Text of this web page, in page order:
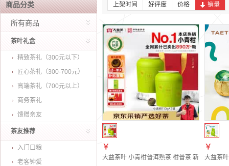
商品分类
所有商品
茶叶礼盒
精致茶礼（300元以下）
匠心茶礼（300-700元）
高端茶礼（700元以上）
商务茶礼
馈赠亲友
茶友推荐
入门口粮
老客钟爱
上架时间 好评度 价格 销量
￥
大益茶叶 小青柑普洱熟茶 柑普茶 新会柑皮伴
￥
大益茶